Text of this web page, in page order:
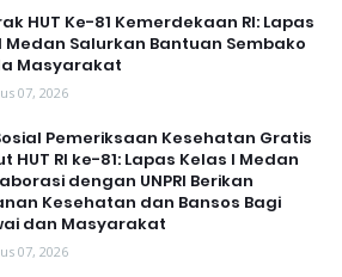
HUT Ke-81 Kemerdekaan RI: Lapas
Medan Salurkan Bantuan Sembako
Masyarakat
07, 2026
Pemeriksaan Kesehatan Gratis
HUT RI ke-81: Lapas Kelas I Medan
dengan UNPRI Berikan
Kesehatan dan Bansos Bagi
dan Masyarakat
07, 2026